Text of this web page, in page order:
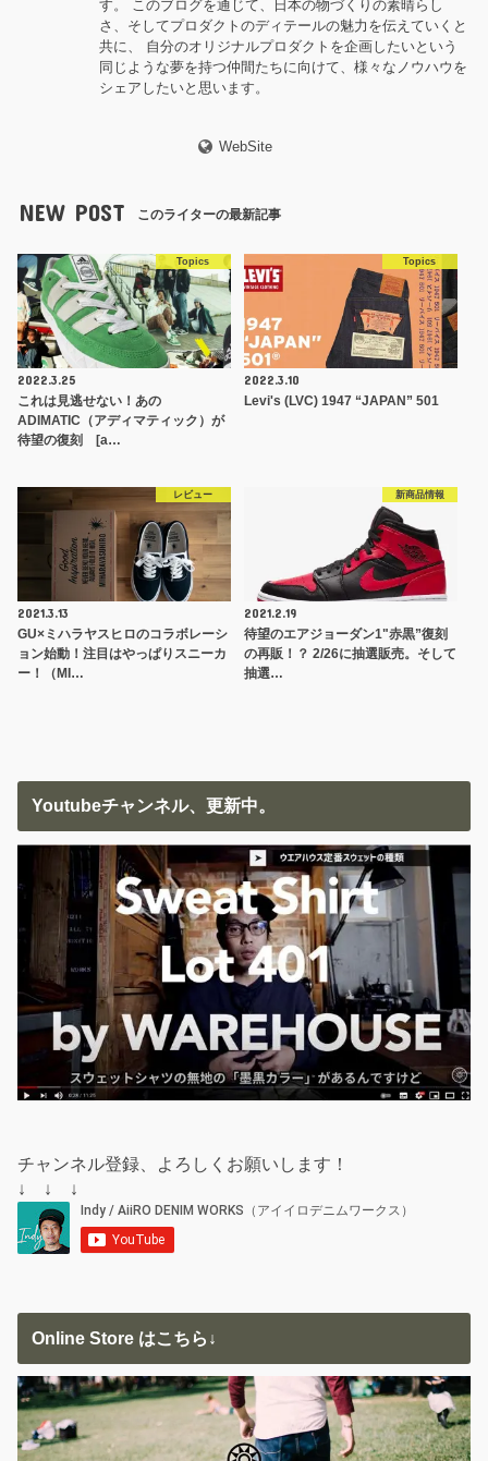
す。 このブログを通じて、日本の物づくりの素晴らし
さ、そしてプロダクトのディテールの魅力を伝えていくと
共に、 自分のオリジナルプロダクトを企画したいという
同じような夢を持つ仲間たちに向けて、様々なノウハウを
シェアしたいと思います。
WebSite
NEW POST このライターの最新記事
Topics
2022.3.25
これは見逃せない！あの
ADIMATIC（アディマティック）が
待望の復刻 [a…
Topics
2022.3.10
Levi's (LVC) 1947 “JAPAN” 501
レビュー
2021.3.13
GU×ミハラヤスヒロのコラボレーシ
ョン始動！注目はやっぱりスニーカ
ー！（MI…
新商品情報
2021.2.19
待望のエアジョーダン1"赤黒”復刻
の再販！？ 2/26に抽選販売。そして
抽選…
Youtubeチャンネル、更新中。
チャンネル登録、よろしくお願いします！
↓ ↓ ↓
Online Store はこちら↓